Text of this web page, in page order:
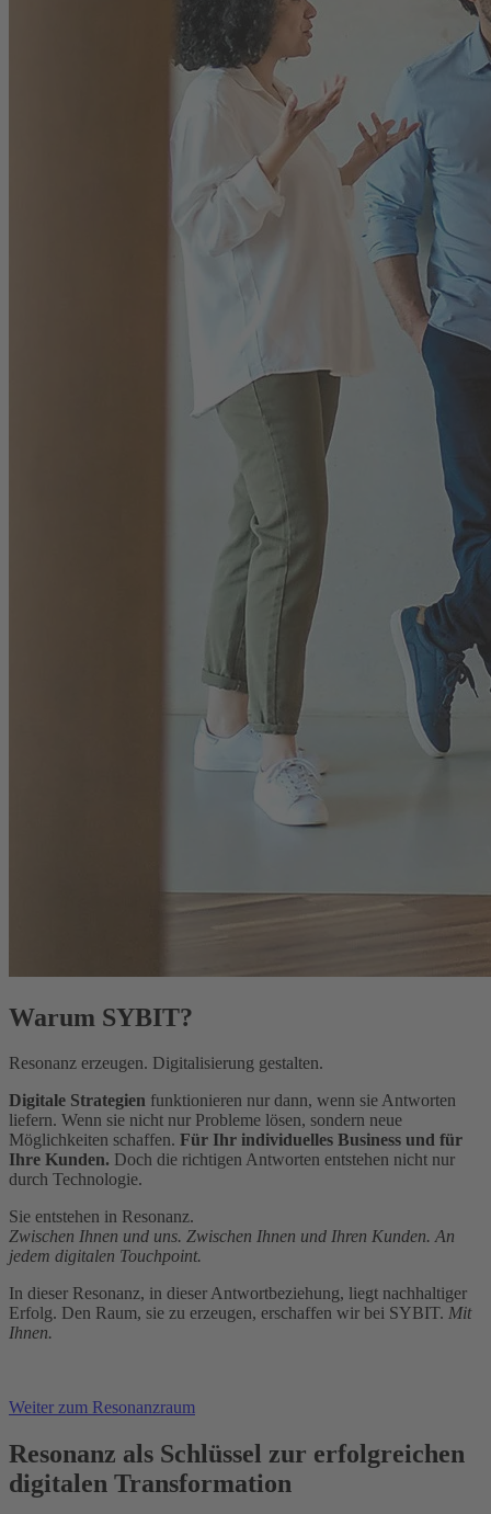
Warum SYBIT?
Resonanz erzeugen. Digitalisierung gestalten.
Digitale Strategien funktionieren nur dann, wenn sie Antworten
liefern. Wenn sie nicht nur Probleme lösen, sondern neue
Möglichkeiten schaffen. Für Ihr individuelles Business und für
Ihre Kunden. Doch die richtigen Antworten entstehen nicht nur
durch Technologie.
Sie entstehen in Resonanz.
Zwischen Ihnen und uns. Zwischen Ihnen und Ihren Kunden. An
jedem digitalen Touchpoint.
In dieser Resonanz, in dieser Antwortbeziehung, liegt nachhaltiger
Erfolg. Den Raum, sie zu erzeugen, erschaffen wir bei SYBIT. Mit
Ihnen.
Weiter zum Resonanzraum
Resonanz als Schlüssel zur erfolgreichen
digitalen Transformation